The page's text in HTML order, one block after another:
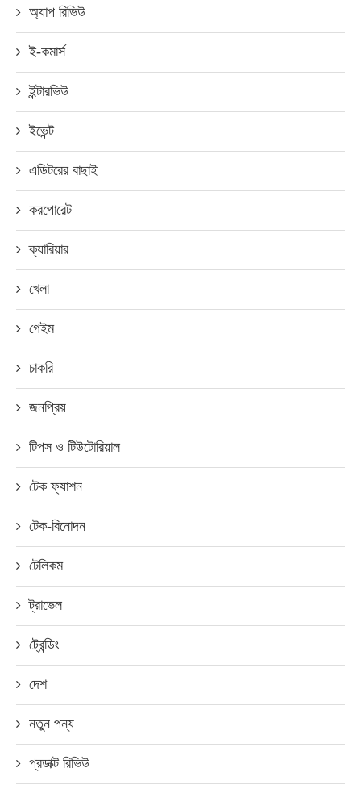
অ্যাপ রিভিউ
ই-কমার্স
ইন্টারভিউ
ইভেন্ট
এডিটরের বাছাই
করপোরেট
ক্যারিয়ার
খেলা
গেইম
চাকরি
জনপ্রিয়
টিপস ও টিউটোরিয়াল
টেক ফ্যাশন
টেক-বিনোদন
টেলিকম
ট্রাভেল
ট্রেন্ডিং
দেশ
নতুন পন্য
প্রডাক্ট রিভিউ